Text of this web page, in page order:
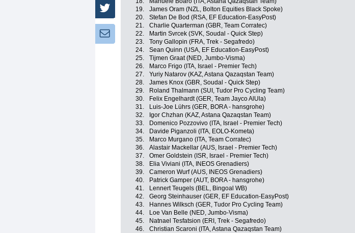
19.
James Oram (NZL, Bolton Equities Black Spoke)
20.
Stefan De Bod (RSA, EF Education-EasyPost)
21.
Charlie Quarterman (GBR, Team Corratec)
22.
Martin Svrcek (SVK, Soudal - Quick Step)
23.
Tony Gallopin (FRA, Trek - Segafredo)
24.
Sean Quinn (USA, EF Education-EasyPost)
25.
Tijmen Graat (NED, Jumbo-Visma)
26.
Marco Frigo (ITA, Israel - Premier Tech)
27.
Yuriy Natarov (KAZ, Astana Qazaqstan Team)
28.
James Knox (GBR, Soudal - Quick Step)
29.
Roland Thalmann (SUI, Tudor Pro Cycling Team)
30.
Felix Engelhardt (GER, Team Jayco AlUla)
31.
Luis-Joe Lührs (GER, BORA - hansgrohe)
32.
Igor Chzhan (KAZ, Astana Qazaqstan Team)
33.
Domenico Pozzovivo (ITA, Israel - Premier Tech)
34.
Davide Piganzoli (ITA, EOLO-Kometa)
35.
Marco Murgano (ITA, Team Corratec)
36.
Alastair Mackellar (AUS, Israel - Premier Tech)
37.
Omer Goldstein (ISR, Israel - Premier Tech)
38.
Elia Viviani (ITA, INEOS Grenadiers)
39.
Cameron Wurf (AUS, INEOS Grenadiers)
40.
Patrick Gamper (AUT, BORA - hansgrohe)
41.
Lennert Teugels (BEL, Bingoal WB)
42.
Georg Steinhauser (GER, EF Education-EasyPost)
43.
Hannes Wilksch (GER, Tudor Pro Cycling Team)
44.
Loe Van Belle (NED, Jumbo-Visma)
45.
Natnael Tesfatsion (ERI, Trek - Segafredo)
46.
Christian Scaroni (ITA, Astana Qazaqstan Team)
Twitter
Newsletter: